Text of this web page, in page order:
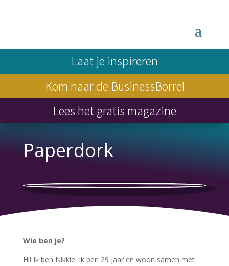
Laat je inspireren
Kom naar de BusinessBorrel
Lees het gratis magazine
Paperdork
Wie ben je?
Hi! Ik ben Nikkie. Ik ben 29 jaar en woon samen met